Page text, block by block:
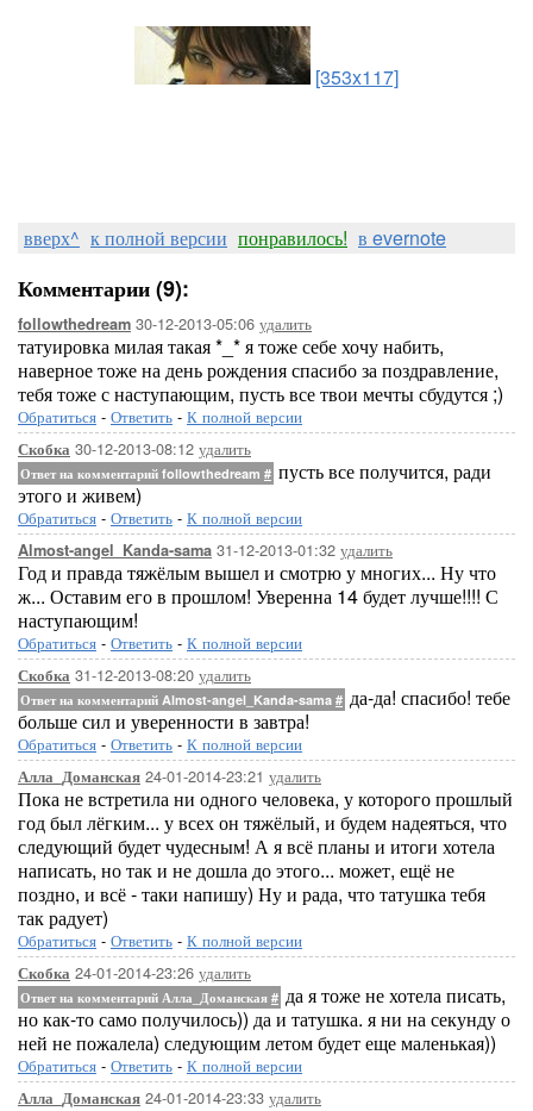
[353x117]
вверх^ к полной версии понравилось! в evernote
Комментарии (9):
followthedream 30-12-2013-05:06 удалить
татуировка милая такая *_* я тоже себе хочу набить,
наверное тоже на день рождения спасибо за поздравление,
тебя тоже с наступающим, пусть все твои мечты сбудутся ;)
Обратиться - Ответить - К полной версии
Скобка 30-12-2013-08:12 удалить
Ответ на комментарий followthedream # пусть все получится, ради
этого и живем)
Обратиться - Ответить - К полной версии
Almost-angel_Kanda-sama 31-12-2013-01:32 удалить
Год и правда тяжёлым вышел и смотрю у многих... Ну что
ж... Оставим его в прошлом! Уверенна 14 будет лучше!!!! С
наступающим!
Обратиться - Ответить - К полной версии
Скобка 31-12-2013-08:20 удалить
Ответ на комментарий Almost-angel_Kanda-sama # да-да! спасибо! тебе
больше сил и уверенности в завтра!
Обратиться - Ответить - К полной версии
Алла_Доманская 24-01-2014-23:21 удалить
Пока не встретила ни одного человека, у которого прошлый
год был лёгким... у всех он тяжёлый, и будем надеяться, что
следующий будет чудесным! А я всё планы и итоги хотела
написать, но так и не дошла до этого... может, ещё не
поздно, и всё - таки напишу) Ну и рада, что татушка тебя
так радует)
Обратиться - Ответить - К полной версии
Скобка 24-01-2014-23:26 удалить
Ответ на комментарий Алла_Доманская # да я тоже не хотела писать,
но как-то само получилось)) да и татушка. я ни на секунду о
ней не пожалела) следующим летом будет еще маленькая))
Обратиться - Ответить - К полной версии
Алла_Доманская 24-01-2014-23:33 удалить